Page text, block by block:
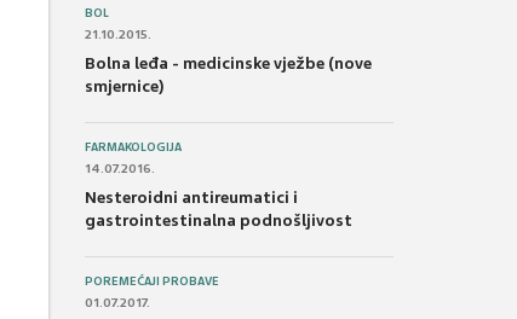
BOL
21.10.2015.
Bolna leđa - medicinske vježbe (nove
smjernice)
FARMAKOLOGIJA
14.07.2016.
Nesteroidni antireumatici i
gastrointestinalna podnošljivost
POREMEĆAJI PROBAVE
01.07.2017.